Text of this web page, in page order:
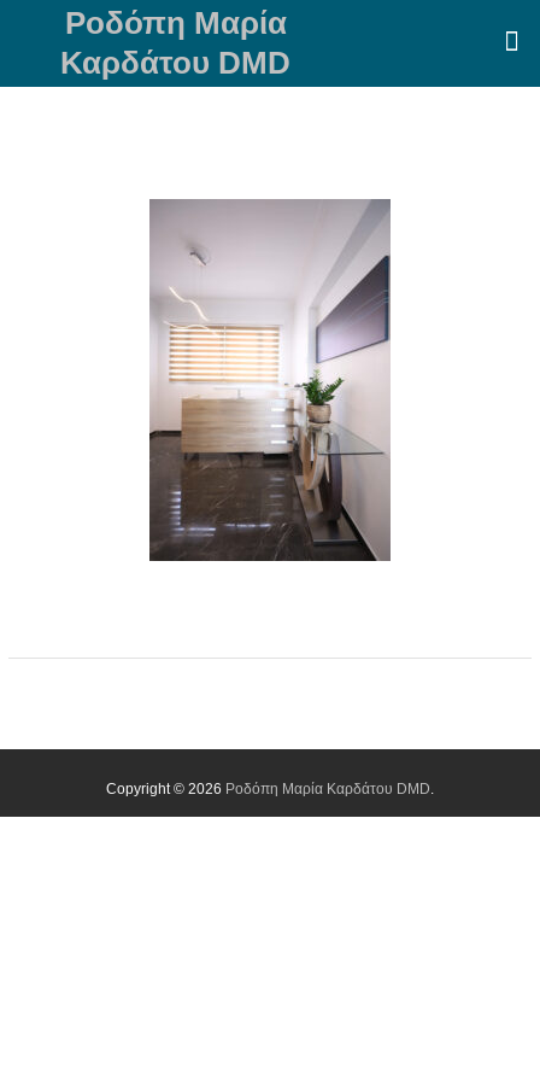
Ροδόπη Μαρία
Καρδάτου DMD
Copyright © 2026 Ροδόπη Μαρία Καρδάτου DMD.